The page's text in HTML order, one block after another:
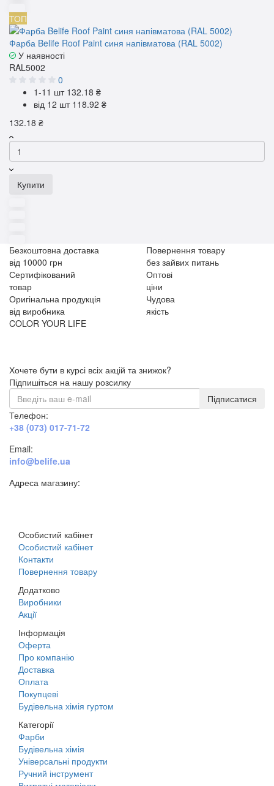
ТОП
Фарба Belife Roof Paint синя напівматова (RAL 5002)
У наявності
RAL5002
0
1-11 шт 132.18 ₴
від 12 шт 118.92 ₴
132.18 ₴
Купити
Безкоштовна доставка
від 10000 грн
Повернення товару
без зайвих питань
Сертифікований
товар
Оптові
ціни
Оригінальна продукція
від виробника
Чудова
якість
COLOR YOUR LIFE
Хочете бути в курсі всіх акцій та знижок?
Підпишіться на нашу розсилку
Підписатися
Телефон:
+38 (073) 017-71-72
Email:
info@belife.ua
Адреса магазину:
Особистий кабінет
Особистий кабінет
Контакти
Повернення товару
Додатково
Виробники
Акції
Інформація
Оферта
Про компанію
Доставка
Оплата
Покупцеві
Будівельна хімія гуртом
Категорії
Фарби
Будівельна хімія
Універсальні продукти
Ручний інструмент